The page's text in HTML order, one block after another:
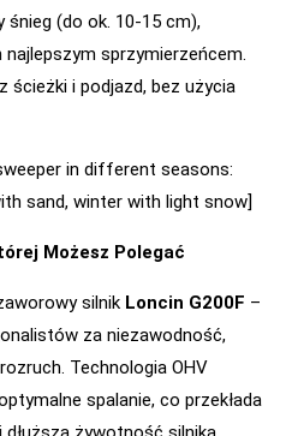
śnieg (do ok. 10-15 cm),
sprzymierzeńcem.
ścieżki i podjazd, bez użycia
in different seasons:
sand, winter with light snow]
Możesz Polegać
silnik Loncin G200F –
za niezawodność,
Technologia OHV
spalanie, co przekłada